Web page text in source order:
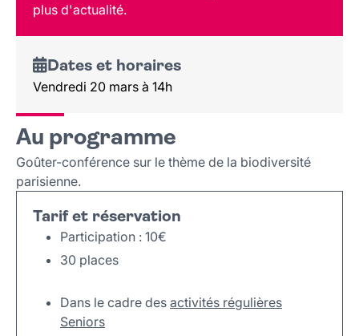
plus d'actualité.
Dates et horaires
Vendredi 20 mars à 14h
Au programme
Goûter-conférence sur le thème de la biodiversité
parisienne.
Tarif et réservation
Participation : 10€
30 places
Dans le cadre des activités régulières
Seniors